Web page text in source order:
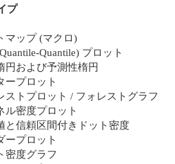
プ
マップ (マクロ)
Quantile) プロット
円および予測性楕円
ープロット
ストプロット / フォレストグラフ
ル密度プロット
と信頼区間付きドット密度
ープロット
密度グラフ